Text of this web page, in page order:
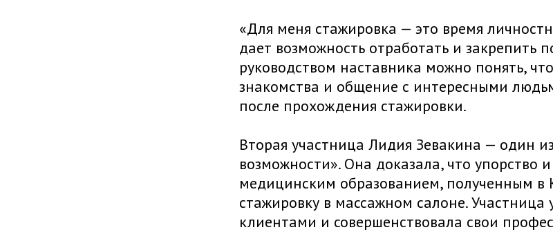
«Для меня стажировка — это время
дает возможность отработать и закрепить
руководством наставника можно понять,
знакомства и общение с интересными
после прохождения стажировки.
Вторая участница Лидия Зевакина — один
возможности». Она доказала, что
медицинским образованием, полученным
стажировку в массажном салоне.
клиентами и совершенствовала свои